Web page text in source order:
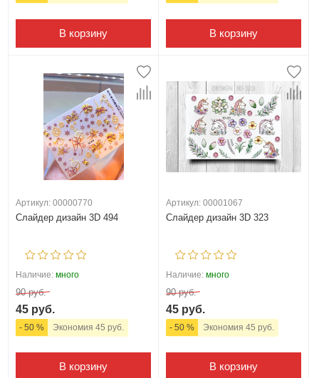
В корзину В корзину
Артикул: 00000770
Слайдер дизайн 3D 494
Наличие: много
90 руб.
45 руб.
- 50 % Экономия 45 руб.
В корзину
Артикул: 00001067
Слайдер дизайн 3D 323
Наличие: много
90 руб.
45 руб.
- 50 % Экономия 45 руб.
В корзину